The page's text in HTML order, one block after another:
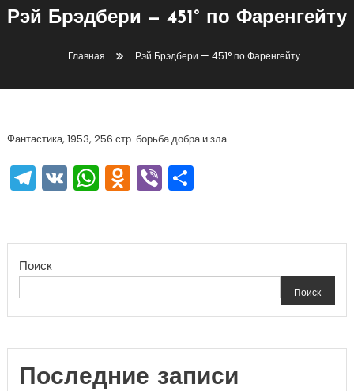
Рэй Брэдбери — 451° по Фаренгейту
Главная Рэй Брэдбери — 451° по Фаренгейту
Фантастика, 1953, 256 стр. борьба добра и зла
Telegram
VKWhatsApp
Odnoklassniki
ViberОтправить
Поиск
Поиск
Последние записи